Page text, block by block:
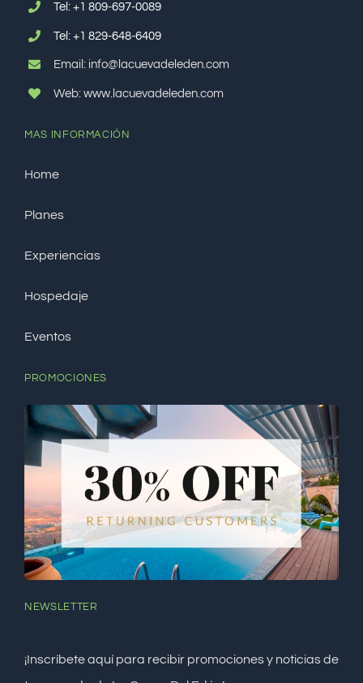
Tel: +1 809-697-0089
Tel: +1 829-648-6409
Email: info@lacuevadeleden.com
Web: www.lacuevadeleden.com
MAS INFORMACIÓN
Home
Planes
Experiencias
Hospedaje
Eventos
PROMOCIONES
NEWSLETTER
¡Inscríbete aquí para recibir promociones y noticias de